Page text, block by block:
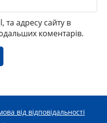
та адресу сайту в
коментарів.
від відповідальності